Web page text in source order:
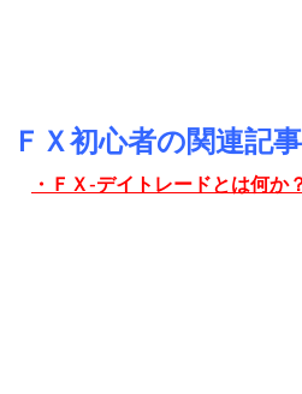
ＦＸ初心者の関連記事
・ ＦＸ-デイトレードとは何か